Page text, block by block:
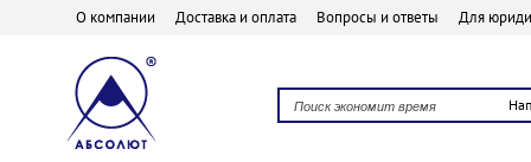
О компании Доставка и оплата Вопросы и ответы Для